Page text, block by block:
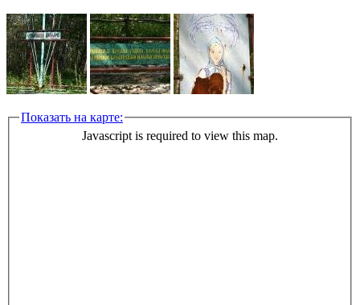
Показать на карте:
Javascript is required to view this map.